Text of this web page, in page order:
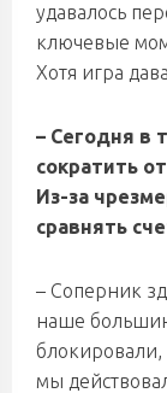
удавалось
ключевые
Хотя игра
– Сегодня в
сократить
Из-за
сравнять
– Соперник
наше
мы